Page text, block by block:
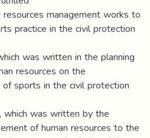
management works to
practice in the civil protection
was written in the planning
resources on the
sports in the civil protection
was written by the
of human resources to the